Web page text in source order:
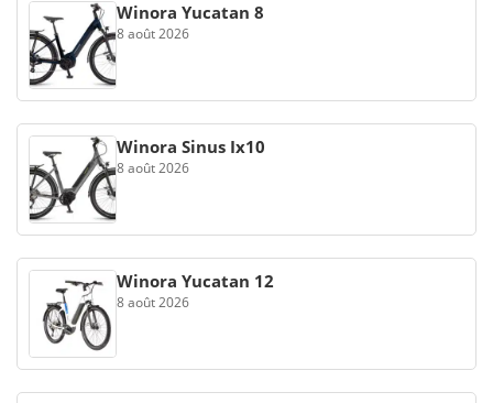
Winora Yucatan 8
8 août 2026
Winora Sinus Ix10
8 août 2026
Winora Yucatan 12
8 août 2026